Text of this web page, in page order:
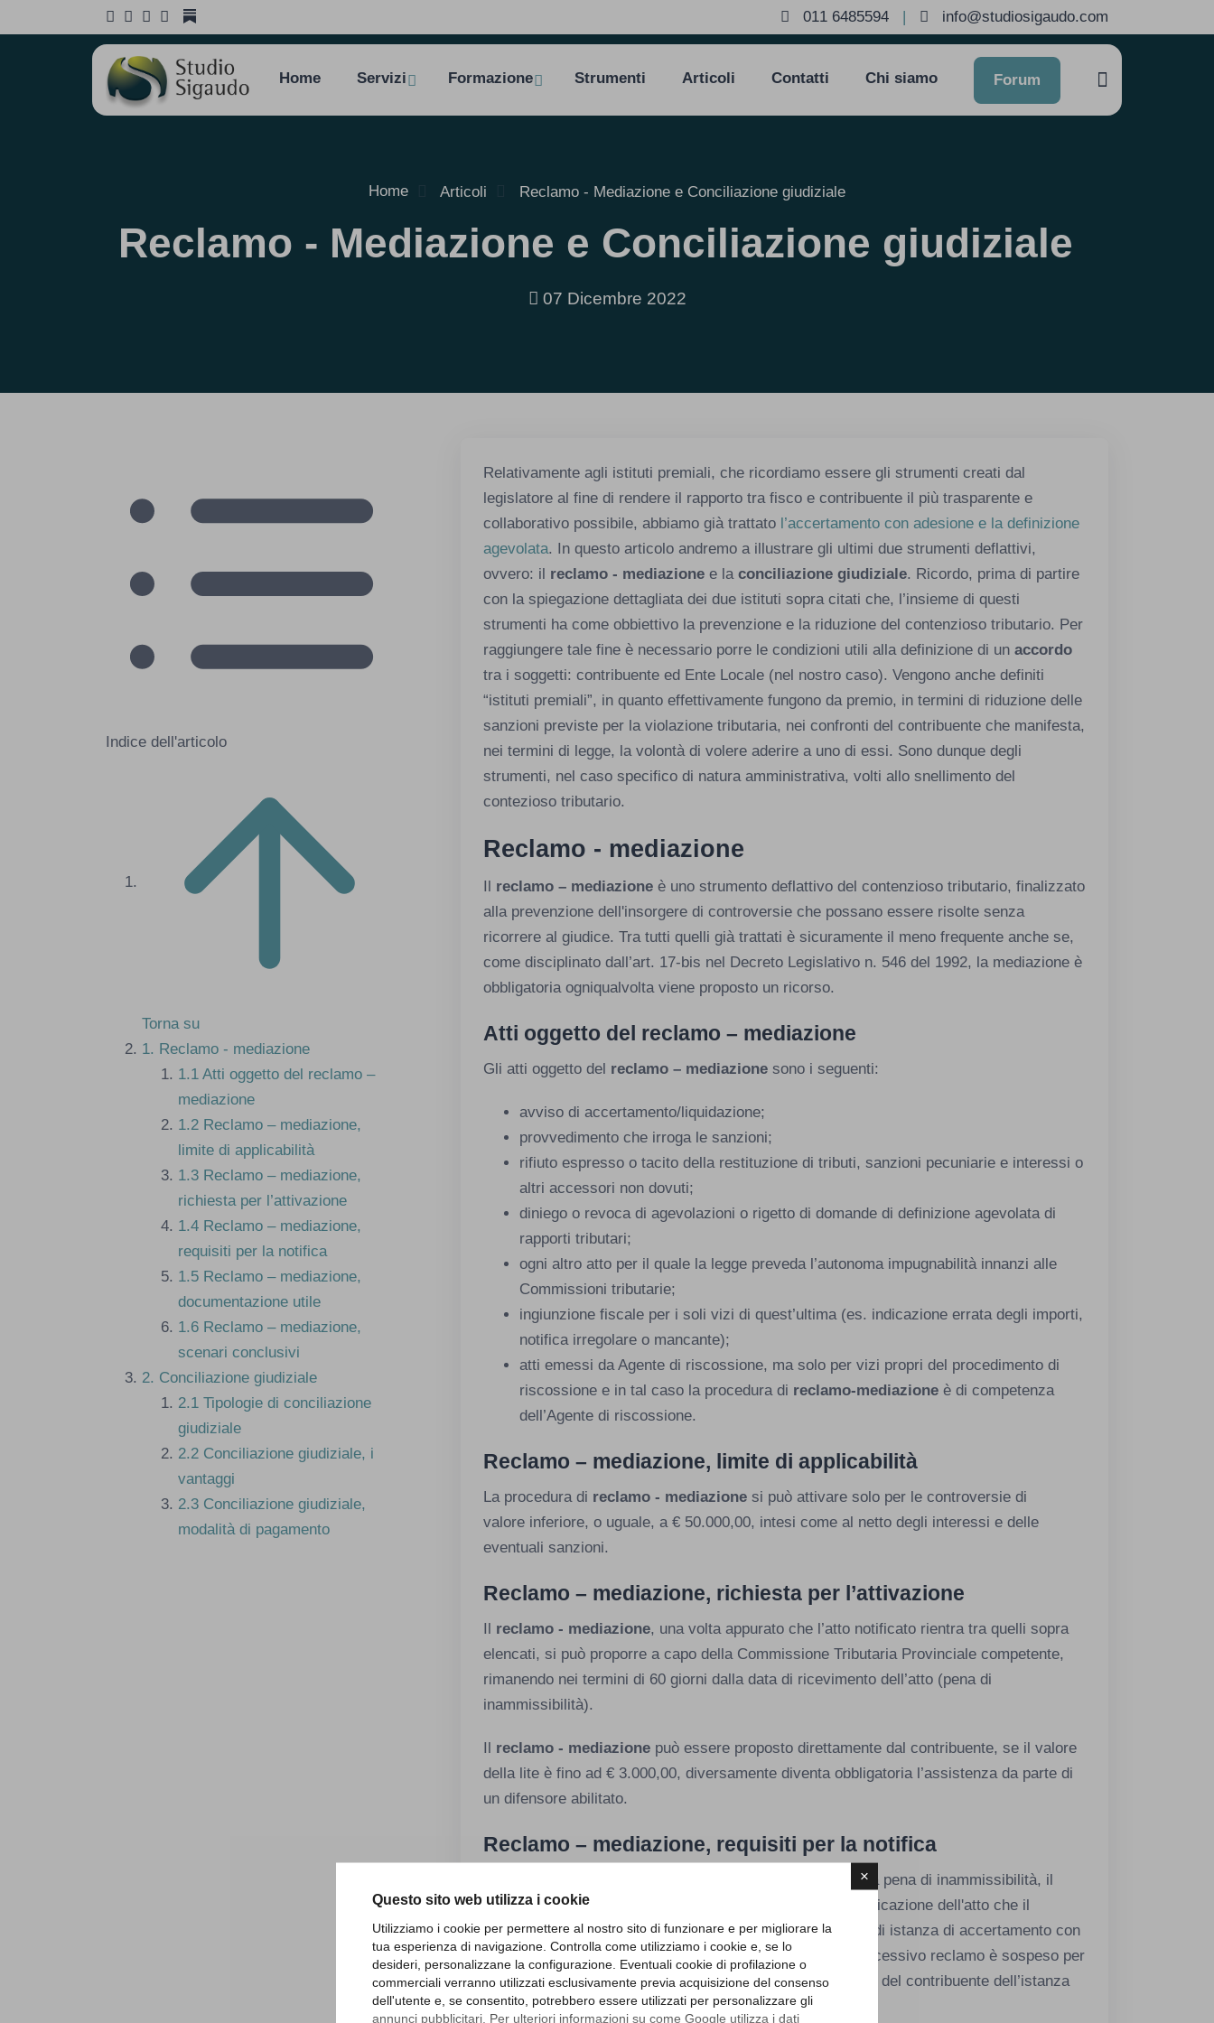
×
Questo sito web utilizza i cookie
Utilizziamo i cookie per permettere al nostro sito di funzionare e per migliorare la
tua esperienza di navigazione. Controlla come utilizziamo i cookie e, se lo
desideri, personalizzane la configurazione. Eventuali cookie di profilazione o
commerciali verranno utilizzati esclusivamente previa acquisizione del consenso
dell'utente e, se consentito, potrebbero essere utilizzati per personalizzare gli
annunci pubblicitari. Per ulteriori informazioni su come Google utilizza i dati
011 6485594 | info@studiosigaudo.com
Home Servizi Formazione Strumenti Articoli Contatti Chi siamo Forum
Home Articoli Reclamo - Mediazione e Conciliazione giudiziale
Reclamo - Mediazione e Conciliazione giudiziale
07 Dicembre 2022
Indice dell'articolo
Torna su
1. Reclamo - mediazione
1.1 Atti oggetto del reclamo –
mediazione
1.2 Reclamo – mediazione,
limite di applicabilità
1.3 Reclamo – mediazione,
richiesta per l’attivazione
1.4 Reclamo – mediazione,
requisiti per la notifica
1.5 Reclamo – mediazione,
documentazione utile
1.6 Reclamo – mediazione,
scenari conclusivi
2. Conciliazione giudiziale
2.1 Tipologie di conciliazione
giudiziale
2.2 Conciliazione giudiziale, i
vantaggi
2.3 Conciliazione giudiziale,
modalità di pagamento
Relativamente agli istituti premiali, che ricordiamo essere gli strumenti creati dal
legislatore al fine di rendere il rapporto tra fisco e contribuente il più trasparente e
collaborativo possibile, abbiamo già trattato l’accertamento con adesione e la definizione
agevolata. In questo articolo andremo a illustrare gli ultimi due strumenti deflattivi,
ovvero: il reclamo - mediazione e laconciliazione giudiziale. Ricordo, prima di partire
con la spiegazione dettagliata dei due istituti sopra citati che, l’insieme di questi
strumenti ha come obbiettivo la prevenzione e la riduzione del contenzioso tributario. Per
raggiungere tale fine è necessario porre le condizioni utili alla definizione di unaccordo
tra i soggetti: contribuente ed Ente Locale (nel nostro caso). Vengono anche definiti
“istituti premiali”, in quanto effettivamente fungono da premio, in termini di riduzione delle
sanzioni previste per la violazione tributaria, nei confronti del contribuente che manifesta,
nei termini di legge, la volontà di volere aderire a uno di essi. Sono dunque degli
strumenti, nel caso specifico di natura amministrativa, volti allo snellimento del
contezioso tributario.
Reclamo - mediazione
Il reclamo – mediazioneè uno strumento deflattivo del contenzioso tributario, finalizzato
alla prevenzione dell'insorgere di controversie che possano essere risolte senza
ricorrere al giudice. Tra tutti quelli già trattati è sicuramente il meno frequente anche se,
come disciplinato dall’art. 17-bis nel Decreto Legislativo n. 546 del 1992, la mediazione è
obbligatoria ogniqualvolta viene proposto un ricorso.
Atti oggetto del reclamo – mediazione
Gli atti oggetto del reclamo – mediazione sono i seguenti:
avviso di accertamento/liquidazione;
provvedimento che irroga le sanzioni;
rifiuto espresso o tacito della restituzione di tributi, sanzioni pecuniarie e interessi o
altri accessori non dovuti;
diniego o revoca di agevolazioni o rigetto di domande di definizione agevolata di
rapporti tributari;
ogni altro atto per il quale la legge preveda l’autonoma impugnabilità innanzi alle
Commissioni tributarie;
ingiunzione fiscale per i soli vizi di quest’ultima (es. indicazione errata degli importi,
notifica irregolare o mancante);
atti emessi da Agente di riscossione, ma solo per vizi propri del procedimento di
riscossione e in tal caso la procedura di reclamo-mediazione è di competenza
dell’Agente di riscossione.
Reclamo – mediazione, limite di applicabilità
La procedura di reclamo - mediazione si può attivare solo per le controversie di
valore inferiore, o uguale, a € 50.000,00, intesi come al netto degli interessi e delle
eventuali sanzioni.
Reclamo – mediazione, richiesta per l’attivazione
Il reclamo - mediazione, una volta appurato che l’atto notificato rientra tra quelli sopra
elencati, si può proporre a capo della Commissione Tributaria Provinciale competente,
rimanendo nei termini di 60 giorni dalla data di ricevimento dell’atto (pena di
inammissibilità).
Il reclamo - mediazione può essere proposto direttamente dal contribuente, se il valore
della lite è fino ad € 3.000,00, diversamente diventa obbligatoria l’assistenza da parte di
un difensore abilitato.
Reclamo – mediazione, requisiti per la notifica
sono, a pena di inammissibilità, il
rispetto del termine massimo di 60 giorni dalla data di notificazione dell'atto che il
contribuente intende impugnare. In caso di presentazione di istanza di accertamento con
adesione, il termine per la proposizione dell’eventuale successivo reclamo è sospeso per
un periodo di 90 giorni dalla data di presentazione da parte del contribuente dell’istanza
di accertamento con adesione.